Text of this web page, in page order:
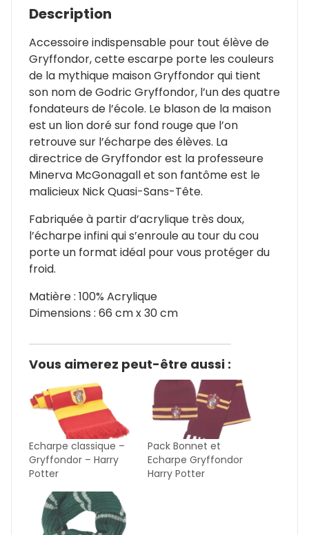
Description
Accessoire indispensable pour tout élève de
Gryffondor, cette escarpe porte les couleurs
de la mythique maison Gryffondor qui tient
son nom de Godric Gryffondor, l’un des quatre
fondateurs de l’école. Le blason de la maison
est un lion doré sur fond rouge que l’on
retrouve sur l’écharpe des élèves. La
directrice de Gryffondor est la professeure
Minerva McGonagall et son fantôme est le
malicieux Nick Quasi-Sans-Tête.
Fabriquée à partir d’acrylique très doux,
l’écharpe infini qui s’enroule au tour du cou
porte un format idéal pour vous protéger du
froid.
Matière : 100% Acrylique
Dimensions : 66 cm x 30 cm
Vous aimerez peut-être aussi :
Echarpe classique –
Gryffondor – Harry
Potter
Pack Bonnet et
Echarpe Gryffondor
Harry Potter